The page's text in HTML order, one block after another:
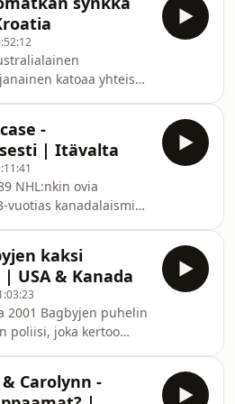
aamuna
löytääkseen koko
surmattuina
lisäksi tietokoneen
selvästi
viesti:“Olen
sinä a
katoaa yhteisen
ei tunnu ottavan
vaan uskoo
vain taas yksi, liian
joka kyllä palaa
ennen pitkää.
naisten
yökerhosta sa
-
| Itävalta
NHL:nkin ovia
vuotias kanadalaismies
Tuon matkan
katoaa
mutta petollisiin
eikä hänen
mitään
vuoteen. Kesän 2003
odotetun ja
mutta
kaksi
USA & Kanada
2001 Bagbyjen puhelin
poliisi, joka kertoo
surmaajan
Carolynn -